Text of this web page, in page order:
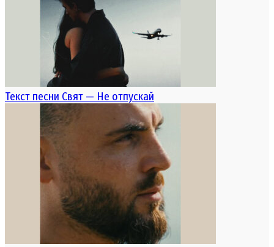
Текст песни Свят — Не отпускай